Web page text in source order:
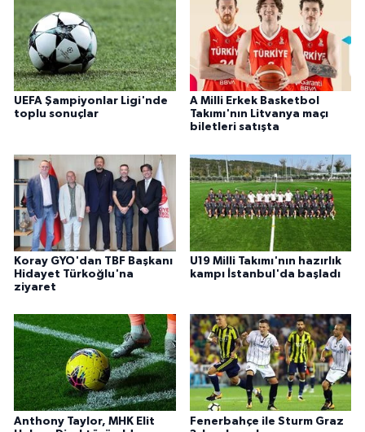
UEFA Şampiyonlar Ligi'nde
toplu sonuçlar
A Milli Erkek Basketbol
Takımı'nın Litvanya maçı
biletleri satışta
Koray GYO'dan TBF Başkanı
Hidayet Türkoğlu'na
ziyaret
U19 Milli Takımı'nın hazırlık
kampı İstanbul'da başladı
Anthony Taylor, MHK Elit
Fenerbahçe ile Sturm Graz